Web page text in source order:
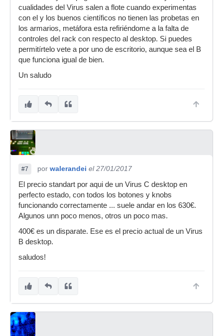
cualidades del Virus salen a flote cuando experimentas
con el y los buenos científicos no tienen las probetas en
los armarios, metáfora esta refiriéndome a la falta de
controles del rack con respecto al desktop. Si puedes
permitírtelo vete a por uno de escritorio, aunque sea el B
que funciona igual de bien.
Un saludo
#7 por walerandei el 27/01/2017
El precio standart por aqui de un Virus C desktop en
perfecto estado, con todos los botones y knobs
funcionando correctamente ... suele andar en los 630€.
Algunos unn poco menos, otros un poco mas.
400€ es un disparate. Ese es el precio actual de un Virus
B desktop.
saludos!